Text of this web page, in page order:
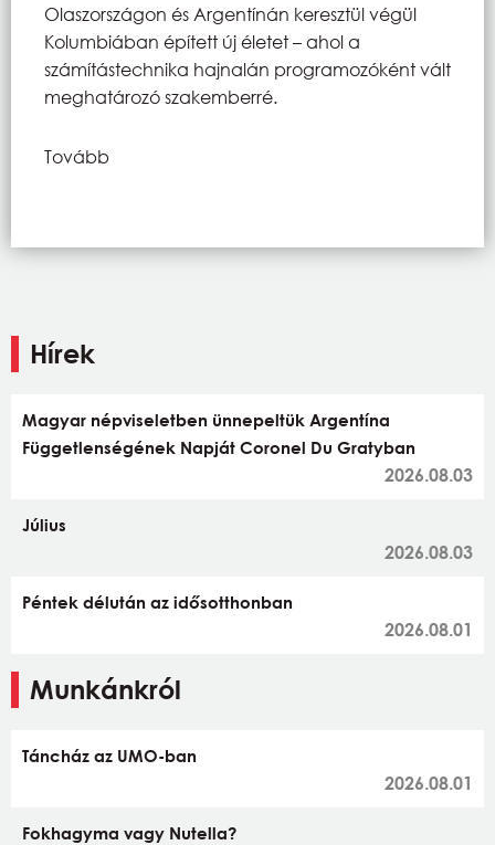
Olaszországon és Argentínán keresztül végül
Kolumbiában épített új életet – ahol a
számítástechnika hajnalán programozóként vált
meghatározó szakemberré.
Tovább
Hírek
Magyar népviseletben ünnepeltük Argentína
Függetlenségének Napját Coronel Du Gratyban
2026.08.03
Július
2026.08.03
Péntek délután az idősotthonban
2026.08.01
Munkánkról
Táncház az UMO-ban
2026.08.01
Fokhagyma vagy Nutella?